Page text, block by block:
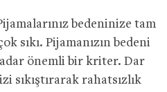
bedeninize tam
sıkı. Pijamanızın bedeni
önemli bir kriter. Dar
sıkıştırarak rahatsızlık